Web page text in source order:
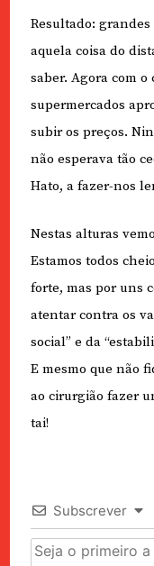
Resultado:
aquela coisa do
saber. Agora com o
supermercados
subir os preços.
não esperava tão
Hato, a fazer-nos
Nestas alturas
Estamos todos
forte, mas por uns
atentar contra os
social” e da
E mesmo que não
ao cirurgião fazer
tai!
Subscrever